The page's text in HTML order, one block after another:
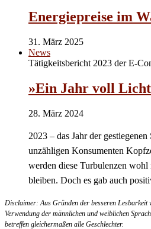
Energiepreise im
31. März 2025
News
Tätigkeitsbericht 2023 der E-
»Ein Jahr voll
28. März 2024
2023 – das Jahr der
unzähligen Konsumenten
werden diese Turbulenzen
bleiben. Doch es gab auch
Disclaimer: Aus Gründen der besseren Lesbarkeit
Verwendung der männlichen und weiblichen
betreffen gleichermaßen alle Geschlechter.